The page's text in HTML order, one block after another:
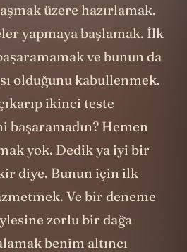
üzere hazırlamak.
yapmaya başlamak. İlk
ve bunun da
olduğunu kabullenmek.
ikinci teste
başaramadın? Hemen
yok. Dedik ya iyi bir
diye. Bunun için ilk
Ve bir deneme
zorlu bir dağa
benim altıncı